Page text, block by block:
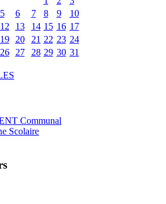
5 6 7 8 9
10
12 13 14 15 16 17
19 20 21 22 23 24
26 27 28 29 30 31
Communal
Scolaire